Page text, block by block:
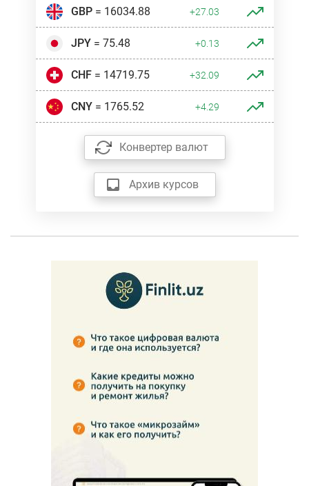
GBP= 16034.88 +27.03
JPY= 75.48 +0.13
CHF= 14719.75 +32.09
CNY= 1765.52 +4.29
Конвертер валют
Архив курсов